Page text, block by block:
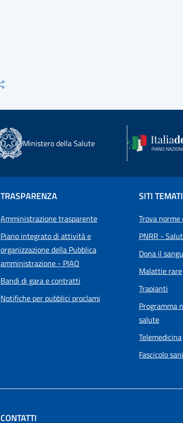
Ministero della Salute
TRASPARENZA
Amministrazione trasparente
Piano integrato di attività e
organizzazione della Pubblica
amministrazione - PIAO
Bandi di gara e contratti
Notifiche per pubblici proclami
SITI
Trova norme
PNRR -
Dona il
Malattie rare
Trapianti
Programma
salute
Telemedicina
Fascicolo
CONTATTI